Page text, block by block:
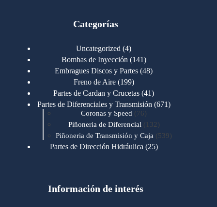
Categorías
Uncategorized 44
productos
Bombas de Inyección 141141
productos
Embragues Discos y Partes 4848
Freno de Aire 199199
productos
Partes de Cardan y Crucetas 4141
productos
Partes de Diferenciales y Transmisión 671671
Coronas y Speed 7676
productos
Piñoneria de Diferencial 132 132
productos
Piñoneria de Transmisión y Caja 539539
Partes de Dirección Hidráulica 2525
Motores Cummins 723
Información de interés